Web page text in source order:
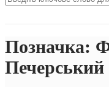
Позначка:
Печерський